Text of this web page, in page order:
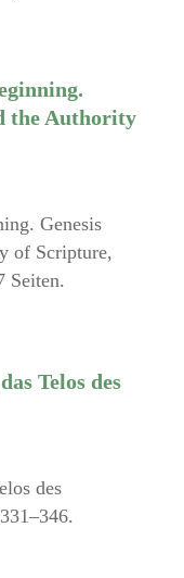
the Authority
Genesis
of Scripture,
Seiten.
Telos des
des